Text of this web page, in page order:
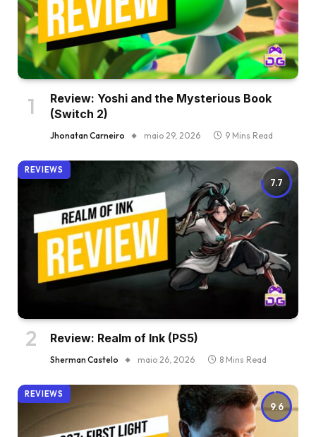
Review: Yoshi and the Mysterious Book
(Switch 2)
Jhonatan Carneiro maio 29, 2026 9 Mins Read
7.7
REVIEWS
Review: Realm of Ink (PS5)
Sherman Castelo maio 26, 2026 8 Mins Read
9.6
REVIEWS